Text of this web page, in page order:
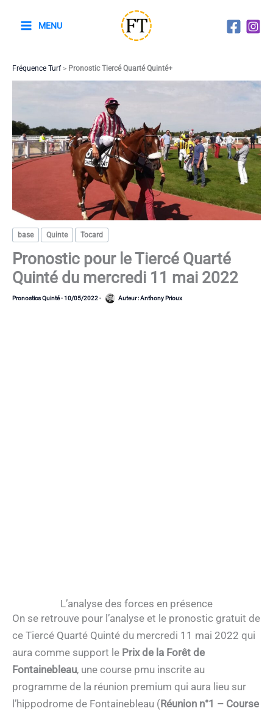
MENU
Fréquence Turf> Pronostic Tiercé Quarté Quinté+
base Quinte Tocard
Pronostic pour le Tiercé Quarté
Quinté du mercredi 11 mai 2022
Pronostics Quinté-10/05/2022- Auteur :Anthony Prioux
L’analyse des forces en présence
On se retrouve pour l’analyse et le pronostic gratuit de
ce Tiercé Quarté Quinté du mercredi 11 mai 2022 qui
aura comme support le Prix de la Forêt de
Fontainebleau, une course pmu inscrite au
programme de la réunion premium qui aura lieu sur
l’hippodrome de Fontainebleau (Réunion n°1 – Course